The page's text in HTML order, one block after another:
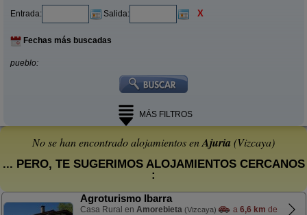
Entrada: Salida: X
Fechas más buscadas
pueblo:
MÁS FILTROS
No se han encontrado alojamientos enAjuria (Vizcaya)
... PERO, TE SUGERIMOS ALOJAMIENTOS CERCANOS
:
Agroturismo Ibarra
Casa Rural en Amorebieta (Vizcaya) a 6,6 km de